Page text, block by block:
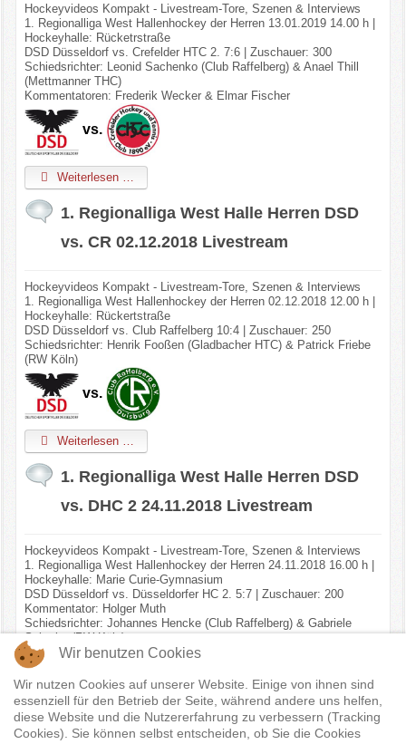
Hockeyvideos Kompakt - Livestream-Tore, Szenen & Interviews
1. Regionalliga West Hallenhockey der Herren 13.01.2019 14.00 h |
Hockeyhalle: Rücketrstraße
DSD Düsseldorf vs. Crefelder HTC 2. 7:6 | Zuschauer: 300
Schiedsrichter: Leonid Sachenko (Club Raffelberg) & Anael Thill
(Mettmanner THC)
Kommentatoren: Frederik Wecker & Elmar Fischer
vs.
Weiterlesen …
1. Regionalliga West Halle Herren DSD
vs. CR 02.12.2018 Livestream
Hockeyvideos Kompakt - Livestream-Tore, Szenen & Interviews
1. Regionalliga West Hallenhockey der Herren 02.12.2018 12.00 h |
Hockeyhalle: Rückertstraße
DSD Düsseldorf vs. Club Raffelberg 10:4 | Zuschauer: 250
Schiedsrichter: Henrik Fooßen (Gladbacher HTC) & Patrick Friebe
(RW Köln)
vs.
Weiterlesen …
1. Regionalliga West Halle Herren DSD
vs. DHC 2 24.11.2018 Livestream
Hockeyvideos Kompakt - Livestream-Tore, Szenen & Interviews
1. Regionalliga West Hallenhockey der Herren 24.11.2018 16.00 h |
Hockeyhalle: Marie Curie-Gymnasium
DSD Düsseldorf vs. Düsseldorfer HC 2. 5:7 | Zuschauer: 200
Kommentator: Holger Muth
Schiedsrichter: Johannes Hencke (Club Raffelberg) & Gabriele
Schmitz (RW Köln)
Weiterlesen …
Wir benutzen Cookies
Wir nutzen Cookies auf unserer Website. Einige von ihnen sind
essenziell für den Betrieb der Seite, während andere uns helfen,
diese Website und die Nutzererfahrung zu verbessern (Tracking
Cookies). Sie können selbst entscheiden, ob Sie die Cookies